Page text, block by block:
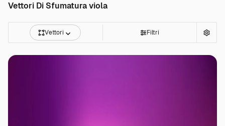
Vettori Di Sfumatura viola
Vettori Filtri